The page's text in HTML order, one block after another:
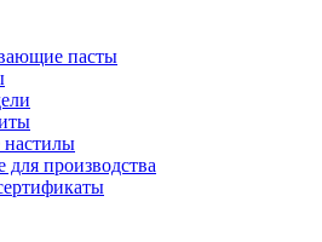
пасты
для производства